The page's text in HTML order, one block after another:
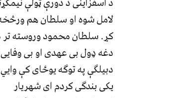
لامل شوه او سلطان هم
کړ. سلطان محمود وروسته
دغه ډول بی عهدی او بی
دبیلګې په توګه یوځای کې
یکی بندگی کردم ای شهریار